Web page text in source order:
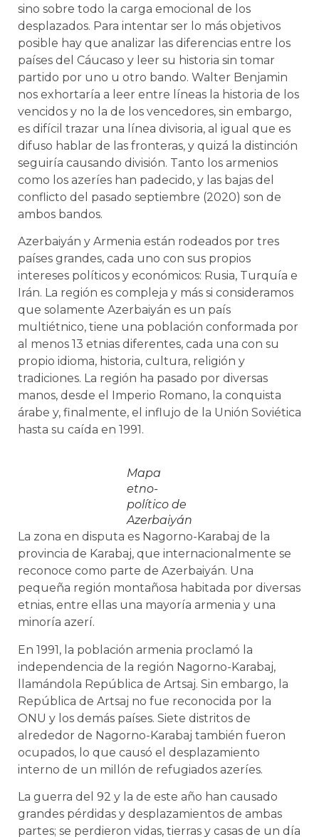
sino sobre todo la carga emocional de los
desplazados. Para intentar ser lo más objetivos
posible hay que analizar las diferencias entre los
países del Cáucaso y leer su historia sin tomar
partido por uno u otro bando. Walter Benjamin
nos exhortaría a leer entre líneas la historia de los
vencidos y no la de los vencedores, sin embargo,
es difícil trazar una línea divisoria, al igual que es
difuso hablar de las fronteras, y quizá la distinción
seguiría causando división. Tanto los armenios
como los azeríes han padecido, y las bajas del
conflicto del pasado septiembre (2020) son de
ambos bandos.
Azerbaiyán y Armenia están rodeados por tres
países grandes, cada uno con sus propios
intereses políticos y económicos: Rusia, Turquía e
Irán. La región es compleja y más si consideramos
que solamente Azerbaiyán es un país
multiétnico, tiene una población conformada por
al menos 13 etnias diferentes, cada una con su
propio idioma, historia, cultura, religión y
tradiciones. La región ha pasado por diversas
manos, desde el Imperio Romano, la conquista
árabe y, finalmente, el influjo de la Unión Soviética
hasta su caída en 1991.
Mapa
etno-
político de
Azerbaiyán
La zona en disputa es Nagorno-Karabaj de la
provincia de Karabaj, que internacionalmente se
reconoce como parte de Azerbaiyán. Una
pequeña región montañosa habitada por diversas
etnias, entre ellas una mayoría armenia y una
minoría azerí.
En 1991, la población armenia proclamó la
independencia de la región Nagorno-Karabaj,
llamándola República de Artsaj. Sin embargo, la
República de Artsaj no fue reconocida por la
ONU y los demás países. Siete distritos de
alrededor de Nagorno-Karabaj también fueron
ocupados, lo que causó el desplazamiento
interno de un millón de refugiados azeríes.
La guerra del 92 y la de este año han causado
grandes pérdidas y desplazamientos de ambas
partes; se perdieron vidas, tierras y casas de un día